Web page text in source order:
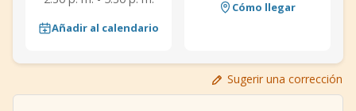
Añadir al calendario
Cómo llegar
Sugerir una corrección